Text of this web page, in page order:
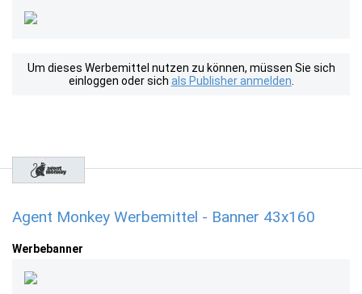
Um dieses Werbemittel nutzen zu können, müssen Sie sich
einloggen oder sich als Publisher anmelden
Agent Monkey Werbemittel - Banner 43x160
Werbebanner